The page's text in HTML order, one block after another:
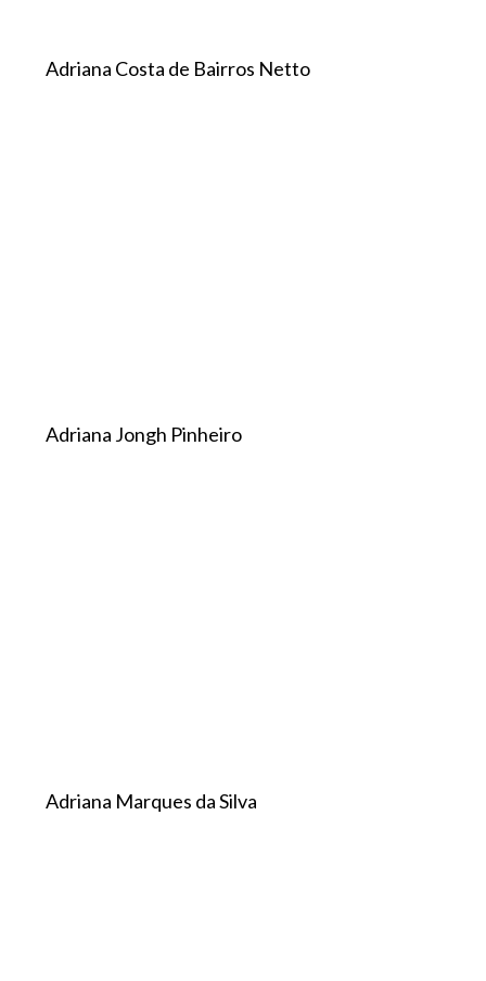
Adriana Costa de Bairros Netto
Adriana Jongh Pinheiro
Adriana Marques da Silva